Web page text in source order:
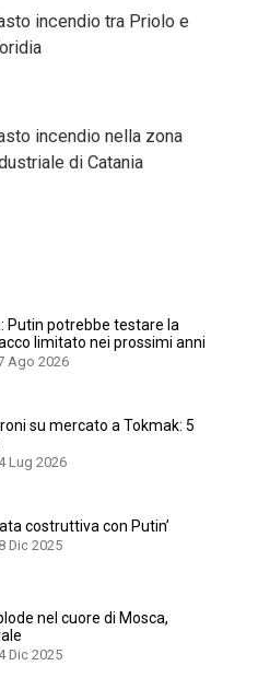
incendio tra Priolo e
incendio nella zona
di Catania
Putin potrebbe testare la
limitato nei prossimi anni
Ago 2026
su mercato a Tokmak: 5
Lug 2026
costruttiva con Putin’
Dic 2025
nel cuore di Mosca,
Dic 2025